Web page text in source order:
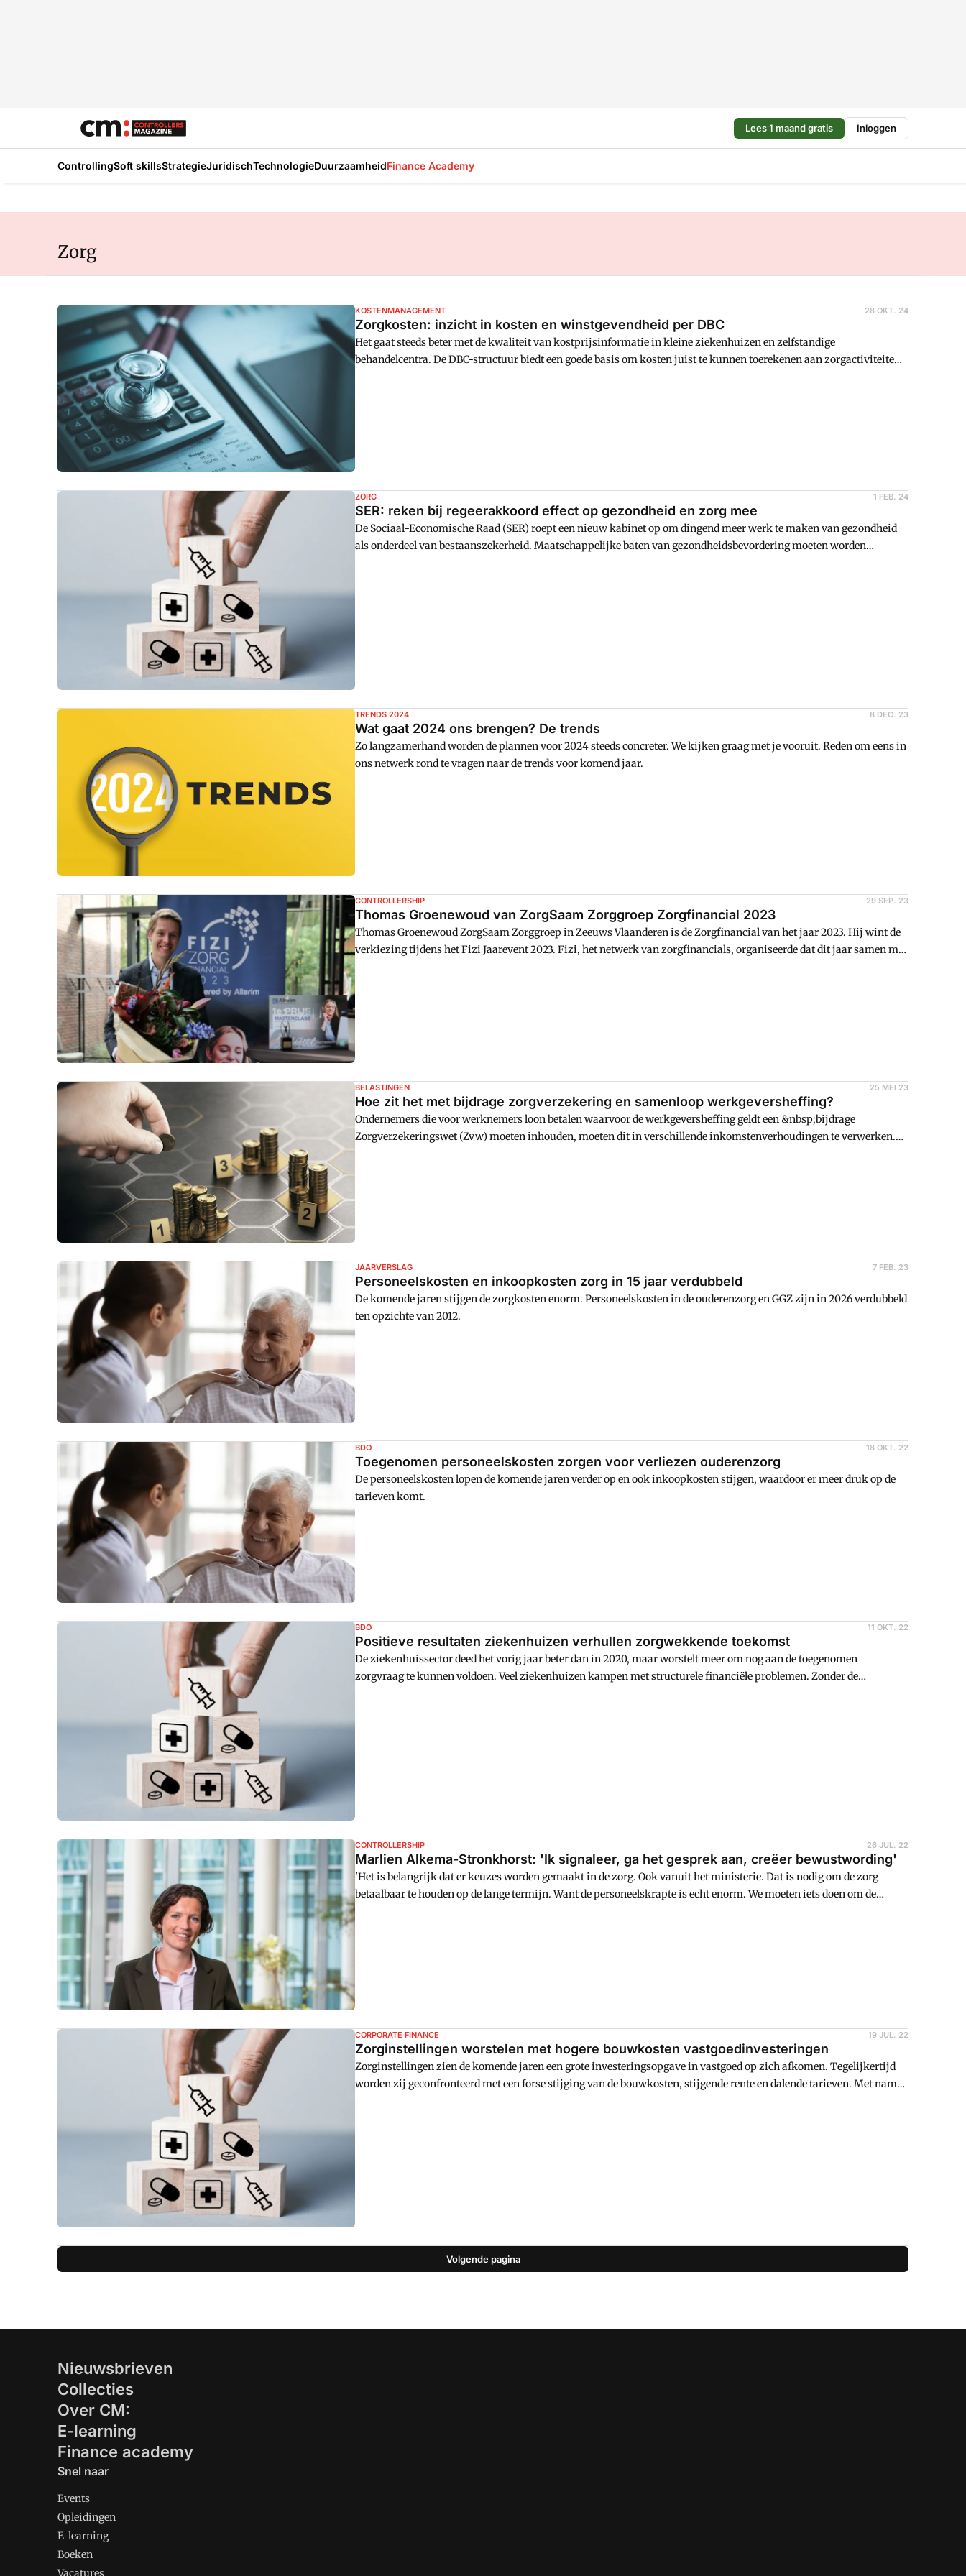
Lees 1 maand gratis Inloggen
ControllingSoft skillsStrategieJuridischTechnologieDuurzaamheidFinance Academy
Zorg
KOSTENMANAGEMENT 28 OKT. 24
Zorgkosten: inzicht in kosten en winstgevendheid per DBC
Het gaat steeds beter met de kwaliteit van kostprijsinformatie in kleine ziekenhuizen en zelfstandige
behandelcentra. De DBC-structuur biedt een goede basis om kosten juist te kunnen toerekenen aan zorgactiviteiten
ZORG 1 FEB. 24
SER: reken bij regeerakkoord effect op gezondheid en zorg mee
De Sociaal-Economische Raad (SER) roept een nieuw kabinet op om dingend meer werk te maken van gezondheid
als onderdeel van bestaanszekerheid. Maatschappelijke baten van gezondheidsbevordering moeten worden
TRENDS 2024 8 DEC. 23
Wat gaat 2024 ons brengen? De trends
Zo langzamerhand worden de plannen voor 2024 steeds concreter. We kijken graag met je vooruit. Reden om eens in
ons netwerk rond te vragen naar de trends voor komend jaar.
CONTROLLERSHIP 29 SEP. 23
Thomas Groenewoud van ZorgSaam Zorggroep Zorgfinancial 2023
Thomas Groenewoud ZorgSaam Zorggroep in Zeeuws Vlaanderen is de Zorgfinancial van het jaar 2023. Hij wint de
verkiezing tijdens het Fizi Jaarevent 2023. Fizi, het netwerk van zorgfinancials, organiseerde dat dit jaar samen met
BELASTINGEN 25 MEI 23
Hoe zit het met bijdrage zorgverzekering en samenloop werkgeversheffing?
Ondernemers die voor werknemers loon betalen waarvoor de werkgeversheffing geldt een &nbsp;bijdrage
Zorgverzekeringswet (Zvw) moeten inhouden, moeten dit in verschillende inkomstenverhoudingen te verwerken.
JAARVERSLAG 7 FEB. 23
Personeelskosten en inkoopkosten zorg in 15 jaar verdubbeld
De komende jaren stijgen de zorgkosten enorm. Personeelskosten in de ouderenzorg en GGZ zijn in 2026 verdubbeld
ten opzichte van 2012.
BDO 18 OKT. 22
Toegenomen personeelskosten zorgen voor verliezen ouderenzorg
De personeelskosten lopen de komende jaren verder op en ook inkoopkosten stijgen, waardoor er meer druk op de
tarieven komt.
BDO 11 OKT. 22
Positieve resultaten ziekenhuizen verhullen zorgwekkende toekomst
De ziekenhuissector deed het vorig jaar beter dan in 2020, maar worstelt meer om nog aan de toegenomen
zorgvraag te kunnen voldoen. Veel ziekenhuizen kampen met structurele financiële problemen. Zonder de
CONTROLLERSHIP 26 JUL. 22
Marlien Alkema-Stronkhorst: 'Ik signaleer, ga het gesprek aan, creëer bewustwording'
'Het is belangrijk dat er keuzes worden gemaakt in de zorg. Ook vanuit het ministerie. Dat is nodig om de zorg
betaalbaar te houden op de lange termijn. Want de personeelskrapte is echt enorm. We moeten iets doen om de
CORPORATE FINANCE 19 JUL. 22
Zorginstellingen worstelen met hogere bouwkosten vastgoedinvesteringen
Zorginstellingen zien de komende jaren een grote investeringsopgave in vastgoed op zich afkomen. Tegelijkertijd
worden zij geconfronteerd met een forse stijging van de bouwkosten, stijgende rente en dalende tarieven. Met name
Volgende pagina
Nieuwsbrieven
Collecties
Over CM:
E-learning
Finance academy
Snel naar
Events
Opleidingen
E-learning
Boeken
Vacatures